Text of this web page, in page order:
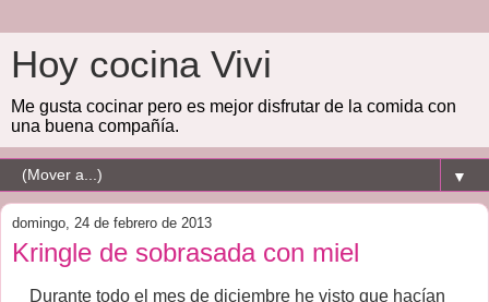
Hoy cocina Vivi
Me gusta cocinar pero es mejor disfrutar de la comida con
una buena compañía.
▼
domingo, 24 de febrero de 2013
Kringle de sobrasada con miel
Durante todo el mes de diciembre he visto que hacían